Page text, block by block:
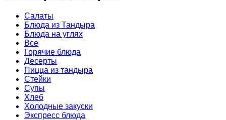
Cалаты
Блюда из Тандыра
Блюда на углях
Все
Горячие блюда
Десерты
Пицца из тандыра
Стейки
Супы
Хлеб
Холодные закуски
Экспресс блюда